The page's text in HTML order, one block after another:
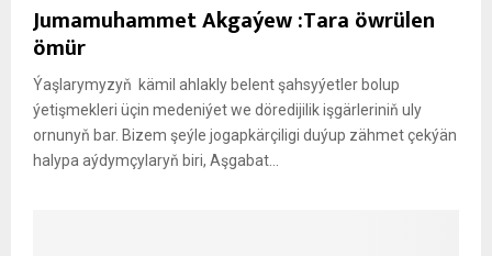
Jumamuhammet Akgaýew :Tara öwrülen
ömür
Ýaşlarymyzyň kämil ahlakly belent şahsyýetler bolup
ýetişmekleri üçin medeniýet we döredijilik işgärleriniň uly
ornunyň bar. Bizem şeýle jogapkärçiligi duýup zähmet çekýän
halypa aýdymçylaryň biri, Aşgabat...